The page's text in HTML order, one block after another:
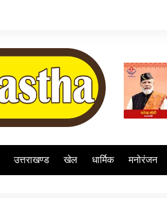
उत्तराखण्ड खेल धार्मिक मनोरंजन